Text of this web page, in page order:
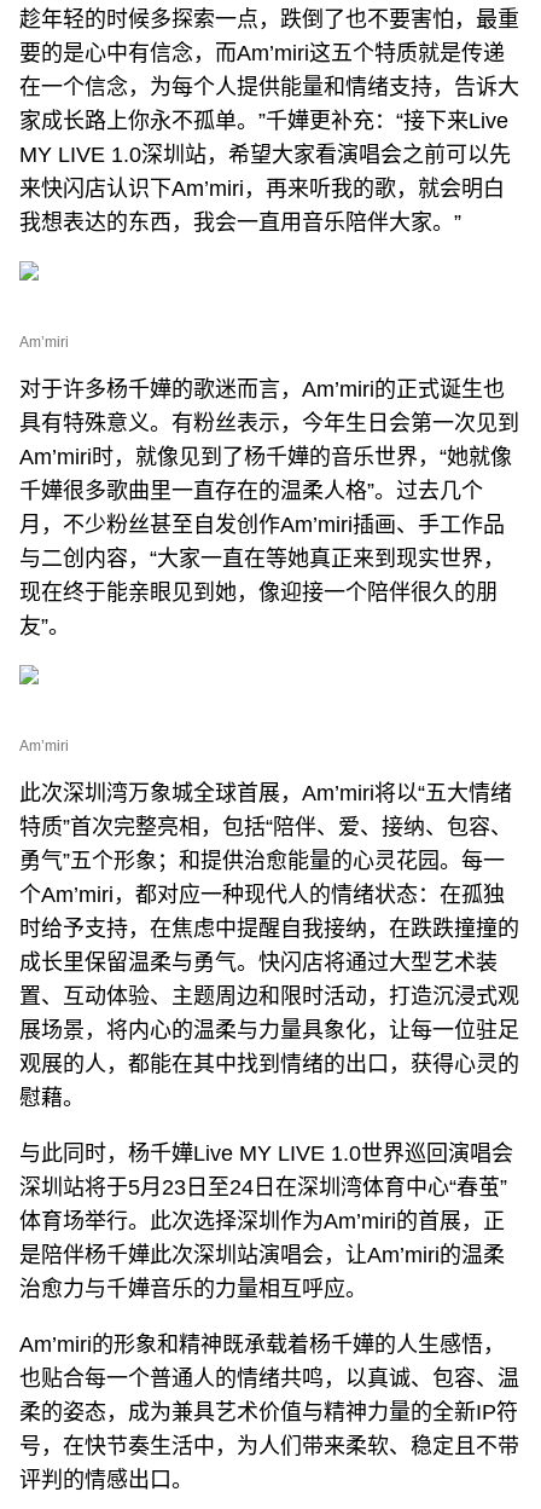
趁年轻的时候多探索一点，跌倒了也不要害怕，最重
要的是心中有信念，而Am’miri这五个特质就是传递
在一个信念，为每个人提供能量和情绪支持，告诉大
家成长路上你永不孤单。”千嬅更补充：“接下来Live
MY LIVE 1.0深圳站，希望大家看演唱会之前可以先
来快闪店认识下Am’miri，再来听我的歌，就会明白
我想表达的东西，我会一直用音乐陪伴大家。”
Am’miri
对于许多杨千嬅的歌迷而言，Am’miri的正式诞生也
具有特殊意义。有粉丝表示，今年生日会第一次见到
Am’miri时，就像见到了杨千嬅的音乐世界，“她就像
千嬅很多歌曲里一直存在的温柔人格”。过去几个
月，不少粉丝甚至自发创作Am’miri插画、手工作品
与二创内容，“大家一直在等她真正来到现实世界，
现在终于能亲眼见到她，像迎接一个陪伴很久的朋
友”。
Am’miri
此次深圳湾万象城全球首展，Am’miri将以“五大情绪
特质”首次完整亮相，包括“陪伴、爱、接纳、包容、
勇气”五个形象；和提供治愈能量的心灵花园。每一
个Am’miri，都对应一种现代人的情绪状态：在孤独
时给予支持，在焦虑中提醒自我接纳，在跌跌撞撞的
成长里保留温柔与勇气。快闪店将通过大型艺术装
置、互动体验、主题周边和限时活动，打造沉浸式观
展场景，将内心的温柔与力量具象化，让每一位驻足
观展的人，都能在其中找到情绪的出口，获得心灵的
慰藉。
与此同时，杨千嬅Live MY LIVE 1.0世界巡回演唱会
深圳站将于5月23日至24日在深圳湾体育中心“春茧”
体育场举行。此次选择深圳作为Am’miri的首展，正
是陪伴杨千嬅此次深圳站演唱会，让Am’miri的温柔
治愈力与千嬅音乐的力量相互呼应。
Am’miri的形象和精神既承载着杨千嬅的人生感悟，
也贴合每一个普通人的情绪共鸣，以真诚、包容、温
柔的姿态，成为兼具艺术价值与精神力量的全新IP符
号，在快节奏生活中，为人们带来柔软、稳定且不带
评判的情感出口。